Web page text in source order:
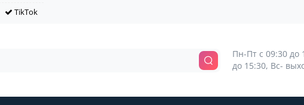
TikTok
Пн-Пт с 09:30 до
до 15:30, Вс-